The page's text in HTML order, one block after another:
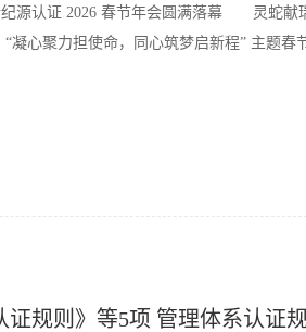
认证 2026 春节年会圆满落幕 灵蛇献瑞
凝心聚力担使命，同心筑梦启新程” 主题春
规则》等5项 管理体系认证